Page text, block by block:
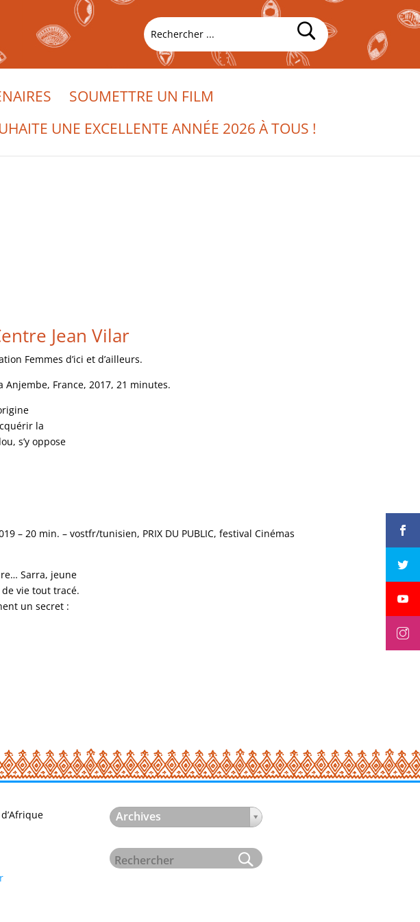
SOUMETTRE UN FILM
UNE EXCELLENTE ANNÉE 2026 À TOUS !
Jean Vilar
Femmes d’ici et d’ailleurs.
Anjembe, France, 2017, 21 minutes.
la
s’y oppose
– 20 min. – vostfr/tunisien, PRIX DU PUBLIC, festival Cinémas
Sarra, jeune
vie tout tracé.
un secret :
Archives